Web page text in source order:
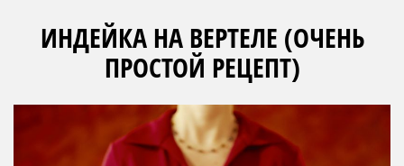
ИНДЕЙКА НА ВЕРТЕЛЕ (ОЧЕНЬ
ПРОСТОЙ РЕЦЕПТ)